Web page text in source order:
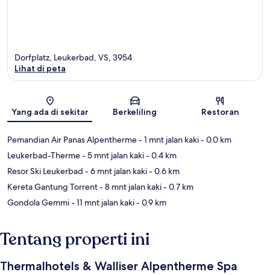
Peta
Dorfplatz, Leukerbad, VS, 3954
Lihat di peta
Yang ada di sekitar Berkeliling Restoran
Pemandian Air Panas Alpentherme- 1 mnt jalan kaki- 0.0 km
Leukerbad-Therme- 5 mnt jalan kaki- 0.4 km
Resor Ski Leukerbad - 6 mnt jalan kaki- 0.6 km
Kereta Gantung Torrent- 8 mnt jalan kaki- 0.7 km
Gondola Gemmi- 11 mnt jalan kaki- 0.9 km
Tentang properti ini
Thermalhotels & Walliser Alpentherme Spa